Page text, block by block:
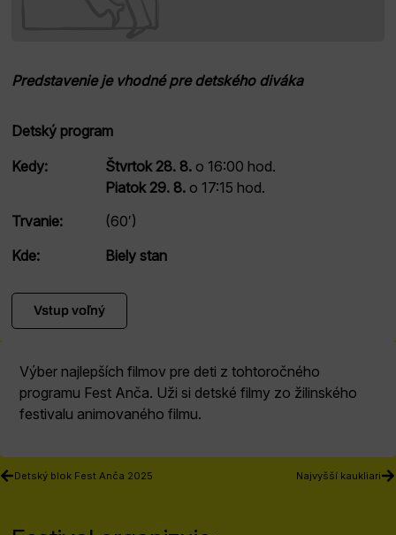
Predstavenie je vhodné pre detského diváka
Detský program
Kedy:
Štvrtok 28. 8.o 16:00 hod.
Piatok 29. 8.o 17:15 hod.
Trvanie:
(60′)
Kde:
Biely stan
Vstup voľný
Výber najlepších filmov pre deti z tohtoročného
programu Fest Anča. Uži si detské filmy zo žilinského
festivalu animovaného filmu.
Detský blok Fest Anča 2025 Najvyšší kaukliari